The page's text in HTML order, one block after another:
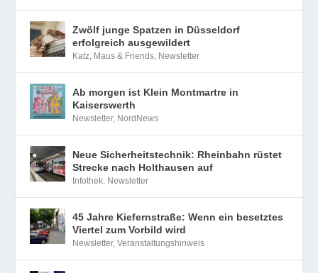
Zwölf junge Spatzen in Düsseldorf
erfolgreich ausgewildert
Katz, Maus & Friends, Newsletter
Ab morgen ist Klein Montmartre in
Kaiserswerth
Newsletter, NordNews
Neue Sicherheitstechnik: Rheinbahn rüstet
Strecke nach Holthausen auf
Infothek, Newsletter
45 Jahre Kiefernstraße: Wenn ein besetztes
Viertel zum Vorbild wird
Newsletter,Veranstaltungshinweis